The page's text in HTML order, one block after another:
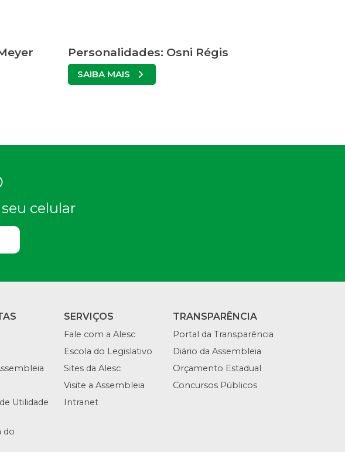
Personalidades: Osni Régis
SAIBA MAIS
celular
Utilidade
do
SERVIÇOS
Fale com a Alesc
Escola do Legislativo
Sites da Alesc
Visite a Assembleia
Intranet
TRANSPARÊNCIA
Portal da Transparência
Diário da Assembleia
Orçamento Estadual
Concursos Públicos